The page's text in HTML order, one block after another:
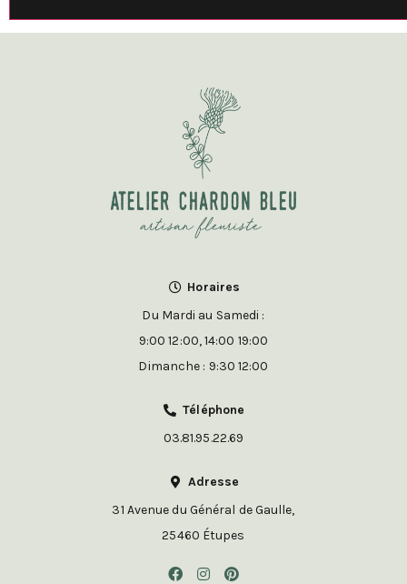
Horaires
Du Mardi au Samedi :
9:00 12:00, 14:00 19:00
Dimanche : 9:30 12:00
Téléphone
03.81.95.22.69
Adresse
31 Avenue du Général de Gaulle,
25460 Étupes